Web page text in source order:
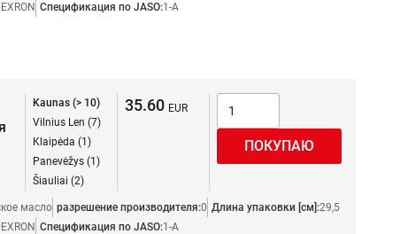
Спецификация по JASO:1-A
Kaunas (> 10)
Vilnius Len (7)
Klaipėda (1)
Panevėžys (1)
Šiauliai (2)
35.60
масло разрешение производителя:0 Длина упаковки [см]:29,5
Спецификация по JASO:1-A